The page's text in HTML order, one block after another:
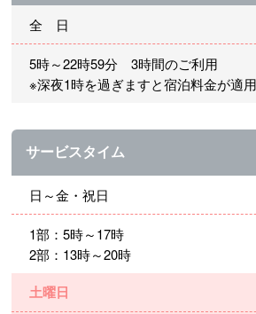
全 日
5時～22時59分 3時間のご利用
※深夜1時を過ぎますと宿泊料金が適
サービスタイム
日～金・祝日
1部：5時～17時
2部：13時～20時
土曜日